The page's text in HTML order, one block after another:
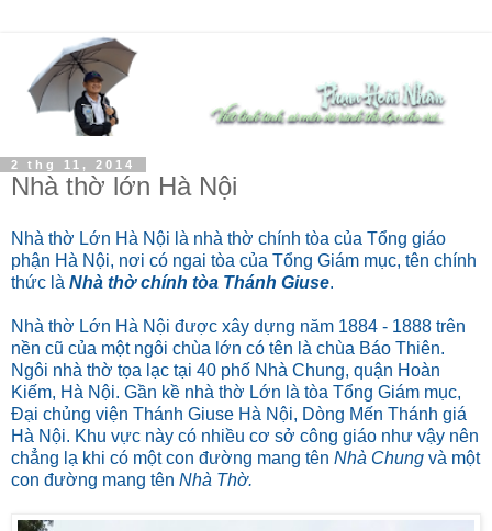
2 thg 11, 2014
Nhà thờ lớn Hà Nội
Nhà thờ Lớn Hà Nội là nhà thờ chính tòa của Tổng giáo
phận Hà Nội, nơi có ngai tòa của Tổng Giám mục, tên chính
thức là Nhà thờ chính tòa Thánh Giuse.
Nhà thờ Lớn Hà Nội được xây dựng năm 1884 - 1888 trên
nền cũ của một ngôi chùa lớn có tên là chùa Báo Thiên.
Ngôi nhà thờ tọa lạc tại 40 phố Nhà Chung, quận Hoàn
Kiếm, Hà Nội. Gần kề nhà thờ Lớn là tòa Tổng Giám mục,
Đại chủng viện Thánh Giuse Hà Nội, Dòng Mến Thánh giá
Hà Nội. Khu vực này có nhiều cơ sở công giáo như vậy nên
chẳng lạ khi có một con đường mang tên Nhà Chung và một
con đường mang tên Nhà Thờ.